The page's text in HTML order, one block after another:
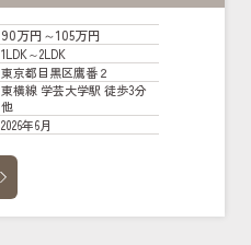
90万円～105万円
1LDK～2LDK
東京都目黒区鷹番２
東横線 学芸大学駅 徒歩3分
他
2026年6月